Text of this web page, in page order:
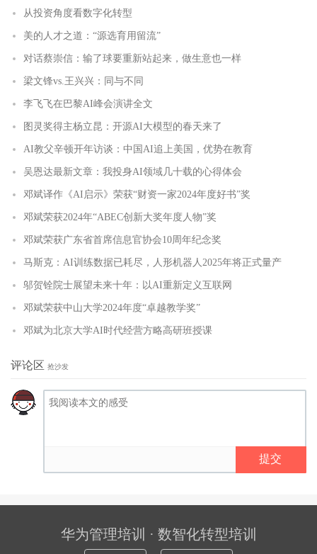
从投资角度看数字化转型
美的人才之道：“源选育用留流”
对话蔡崇信：输了球要重新站起来，做生意也一样
梁文锋vs.王兴兴：同与不同
李飞飞在巴黎AI峰会演讲全文
图灵奖得主杨立昆：开源AI大模型的春天来了
AI教父辛顿开年访谈：中国AI追上美国，优势在教育
吴恩达最新文章：我投身AI领域几十载的心得体会
邓斌译作《AI启示》荣获“财资一家2024年度好书”奖
邓斌荣获2024年“ABEC创新大奖年度人物”奖
邓斌荣获广东省首席信息官协会10周年纪念奖
马斯克：AI训练数据已耗尽，人形机器人2025年将正式量产
邬贺铨院士展望未来十年：以AI重新定义互联网
邓斌荣获中山大学2024年度“卓越教学奖”
邓斌为北京大学AI时代经营方略高研班授课
评论区 抢沙发
提交
华为管理培训 · 数智化转型培训